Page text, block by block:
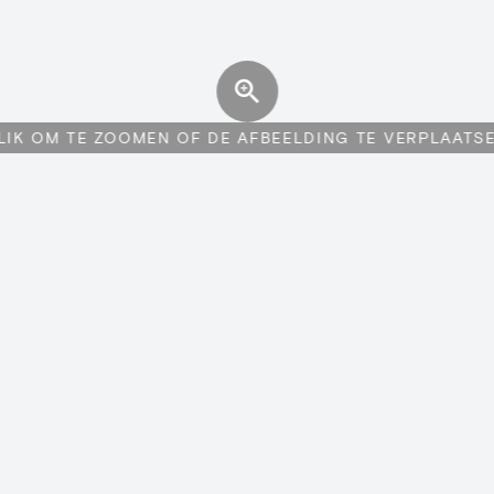
OM TE ZOOMEN OF DE AFBEELDING TE